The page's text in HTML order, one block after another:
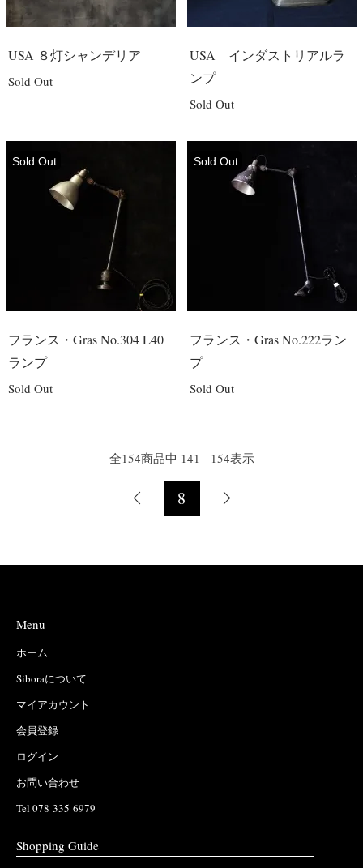
USA ８灯シャンデリア
Sold Out
USA インダストリアルラ
ンプ
Sold Out
Sold Out
フランス・Gras No.304 L40
ランプ
Sold Out
Sold Out
フランス・Gras No.222ラン
プ
Sold Out
全154商品中 141 - 154表示
8
Menu
ホーム
Siboraについて
マイアカウント
会員登録
ログイン
お問い合わせ
Tel 078-335-6979
Shopping Guide